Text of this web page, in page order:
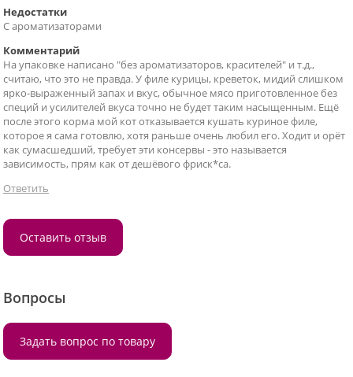
Недостатки
С ароматизаторами
Комментарий
На упаковке написано "без ароматизаторов, красителей" и т.д.,
считаю, что это не правда. У филе курицы, креветок, мидий слишком
ярко-выраженный запах и вкус, обычное мясо приготовленное без
специй и усилителей вкуса точно не будет таким насыщенным. Ещё
после этого корма мой кот отказывается кушать куриное филе,
которое я сама готовлю, хотя раньше очень любил его. Ходит и орёт
как сумасшедший, требует эти консервы - это называется
зависимость, прям как от дешёвого фриск*са.
Ответить
Оставить отзыв
Вопросы
Задать вопрос по товару